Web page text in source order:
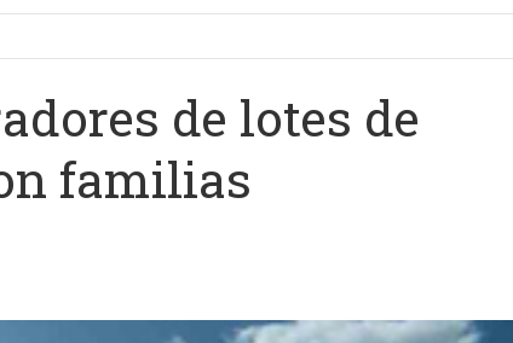
de lotes de
familias